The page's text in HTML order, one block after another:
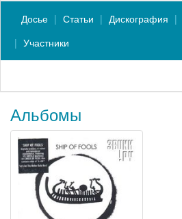
Досье Статьи Дискография
Участники
Альбомы